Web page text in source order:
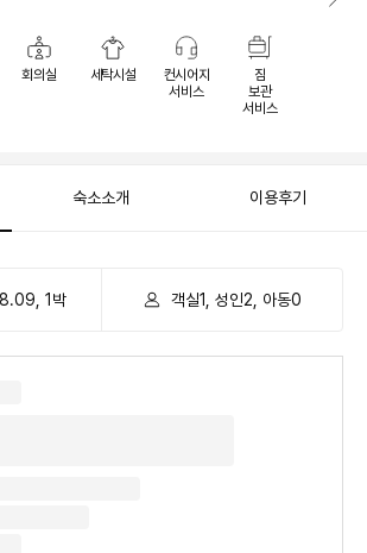
회의실 세탁시설
컨시어지
서비스
짐
보관
서비스
숙소소개 이용후기
1 박 객실1, 성인2, 아동0